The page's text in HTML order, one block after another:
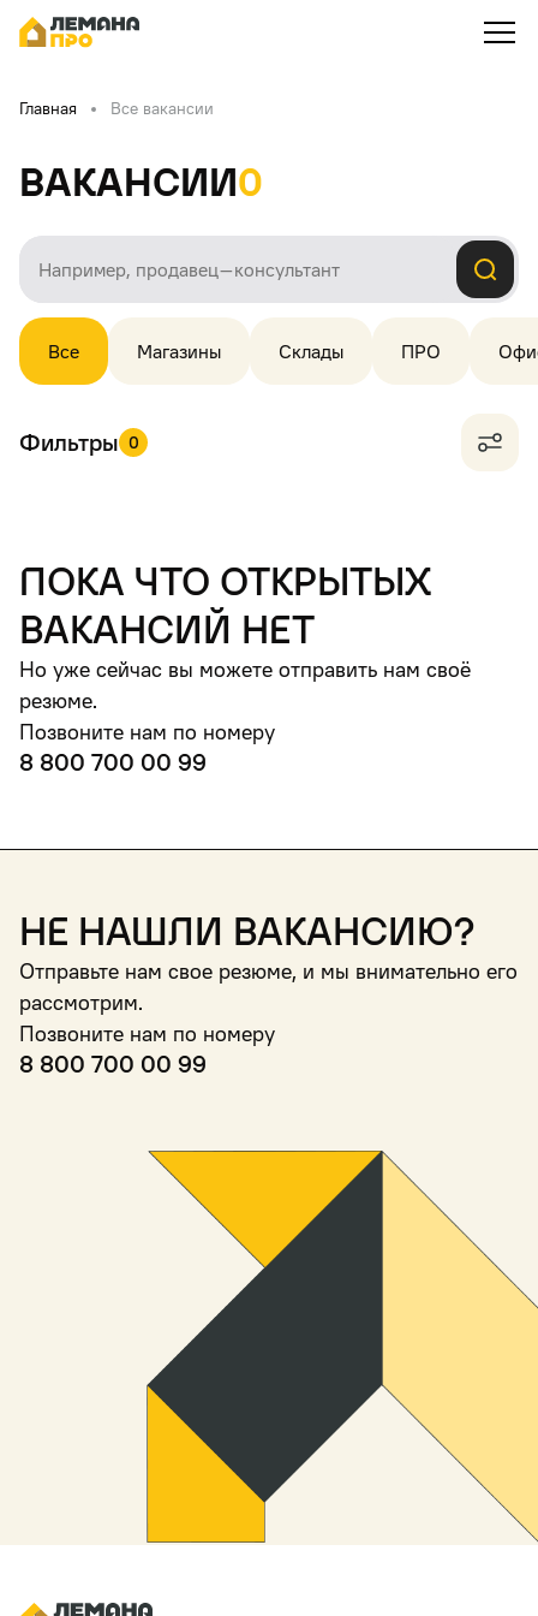
Главная Все вакансии
Вакансии0
Все Магазины Склады ПРО
Фильтры 0
пока что открытых
вакансий нет
Но уже сейчас вы можете отправить нам своё
резюме.
Позвоните нам по номеру
8 800 700 00 99
Не нашли вакансию?
Отправьте нам свое резюме, и мы внимательно его
рассмотрим.
Позвоните нам по номеру
8 800 700 00 99